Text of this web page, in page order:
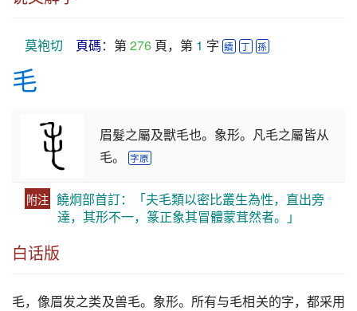
莫袍切 頁碼：第 276 頁，第 1 字 續 丁 孫
毛
眉髮之屬及獸毛也。象形。凡毛之屬皆从
毛。
字原
附注 饒炯部首訂：「夫毛類以密比叢生為性，直出旁
達，其形不一，篆正象其冒體蒙茸然者。」
白话版
毛，像眉发之类及兽毛。象形。所有与毛相关的字，都采用